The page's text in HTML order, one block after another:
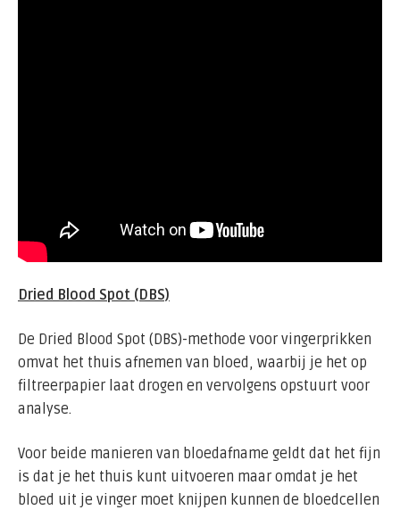
Dried Blood Spot (DBS)
De Dried Blood Spot (DBS)-methode voor vingerprikken
omvat het thuis afnemen van bloed, waarbij je het op
filtreerpapier laat drogen en vervolgens opstuurt voor
analyse.
Voor beide manieren van bloedafname geldt dat het fijn
is dat je het thuis kunt uitvoeren maar omdat je het
bloed uit je vinger moet knijpen kunnen de bloedcellen